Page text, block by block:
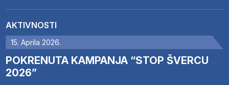
AKTIVNOSTI
15. Aprila 2026.
POKRENUTA KAMPANJA “STOP ŠVERCU
2026”